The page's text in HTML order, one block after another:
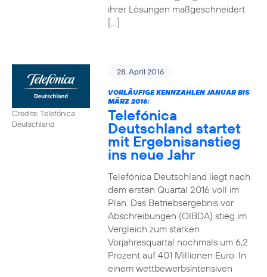
ihrer Lösungen maßgeschneidert
[…]
Credits: Telefónica
Deutschland
28. April 2016
VORLÄUFIGE KENNZAHLEN JANUAR BIS
MÄRZ 2016:
Telefónica
Deutschland startet
mit Ergebnisanstieg
ins neue Jahr
Telefónica Deutschland liegt nach
dem ersten Quartal 2016 voll im
Plan. Das Betriebsergebnis vor
Abschreibungen (OIBDA) stieg im
Vergleich zum starken
Vorjahresquartal nochmals um 6,2
Prozent auf 401 Millionen Euro. In
einem wettbewerbsintensiven